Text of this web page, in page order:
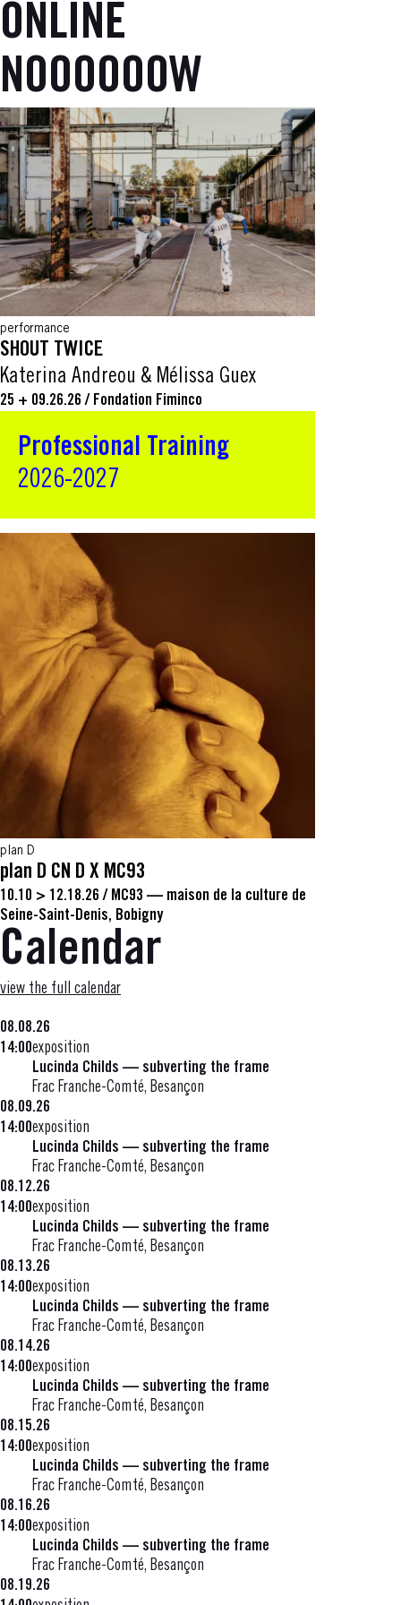
ONLINE
NOOOOOOW
performance
SHOUT TWICE
Katerina Andreou & Mélissa Guex
25 + 09.26.26 / Fondation Fiminco
Professional Training
2026-2027
plan D
plan D CN D X MC93
10.10 > 12.18.26 / MC93 — maison de la culture de
Seine-Saint-Denis, Bobigny
Calendar
view the full calendar
08.08.26
14:00exposition
Lucinda Childs — subverting the frame
Frac Franche-Comté, Besançon
08.09.26
14:00exposition
Lucinda Childs — subverting the frame
Frac Franche-Comté, Besançon
08.12.26
14:00exposition
Lucinda Childs — subverting the frame
Frac Franche-Comté, Besançon
08.13.26
14:00exposition
Lucinda Childs — subverting the frame
Frac Franche-Comté, Besançon
08.14.26
14:00exposition
Lucinda Childs — subverting the frame
Frac Franche-Comté, Besançon
08.15.26
14:00exposition
Lucinda Childs — subverting the frame
Frac Franche-Comté, Besançon
08.16.26
14:00exposition
Lucinda Childs — subverting the frame
Frac Franche-Comté, Besançon
08.19.26